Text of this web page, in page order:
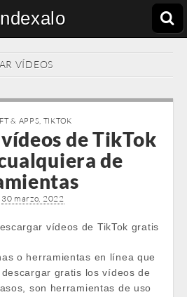
VÍDEOS
& APPS, TIKTOK
de TikTok
de
30 marzo, 2022
o herramientas en línea que
gratis los vídeos de
son herramientas de uso